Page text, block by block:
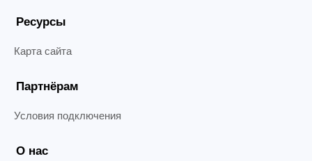
Ресурсы
Карта сайта
Партнёрам
Условия подключения
О нас